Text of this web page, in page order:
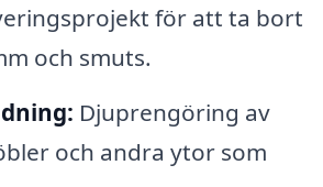
för att ta bort
och smuts.
Djuprengöring av
och andra ytor som